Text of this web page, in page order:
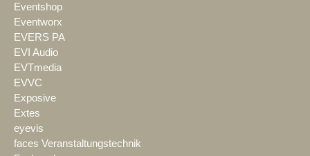
Eventshop
Eventworx
EVERS PA
EVI Audio
EVTmedia
EVVC
Exposive
Extes
eyevis
faces Veranstaltungstechnik